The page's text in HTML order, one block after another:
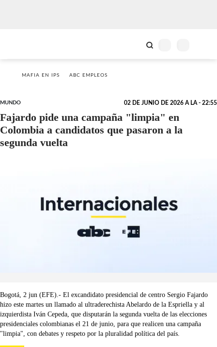
MAFIA EN IPS ABC EMPLEOS
MUNDO 02 DE JUNIO DE 2026 A LA - 22:55
Fajardo pide una campaña "limpia" en
Colombia a candidatos que pasaron a la
segunda vuelta
Bogotá, 2 jun (EFE).- El excandidato presidencial de centro Sergio Fajardo
hizo este martes un llamado al ultraderechista Abelardo de la Espriella y al
izquierdista Iván Cepeda, que disputarán la segunda vuelta de las elecciones
presidenciales colombianas el 21 de junio, para que realicen una campaña
"limpia", con debates y respeto por la pluralidad política del país.